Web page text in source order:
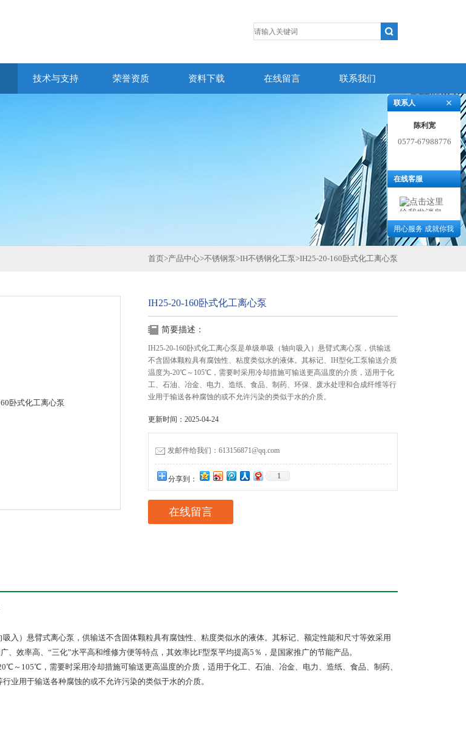
技术与支持 荣誉资质 资料下载 在线留言 联系我们
首页>产品中心>不锈钢泵>IH不锈钢化工泵>IH25-20-160卧式化工离心泵
IH25-20-160卧式化工离心泵
简要描述：
IH25-20-160卧式化工离心泵是单级单吸（轴向吸入）悬臂式离心泵，供输送
不含固体颗粒具有腐蚀性、粘度类似水的液体。其标记、IH型化工泵输送介质
温度为-20℃～105℃，需要时采用冷却措施可输送更高温度的介质，适用于化
工、石油、冶金、电力、造纸、食品、制药、环保、废水处理和合成纤维等行
业用于输送各种腐蚀的或不允许污染的类似于水的介质。
更新时间：2025-04-24
发邮件给我们：613156871@qq.com
分享到： 1
在线留言
入）悬臂式离心泵，供输送不含固体颗粒具有腐蚀性、粘度类似水的液体。其标记、额定性能和尺寸等效采用
、效率高、“三化”水平高和维修方便等特点，其效率比F型泵平均提高5％，是国家推广的节能产品。
～105℃，需要时采用冷却措施可输送更高温度的介质，适用于化工、石油、冶金、电力、造纸、食品、制药、
业用于输送各种腐蚀的或不允许污染的类似于水的介质。
联系人
陈利宽
0577-67988776
在线客服
用心服务 成就你我